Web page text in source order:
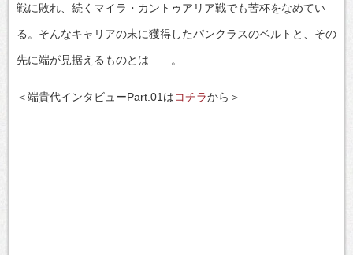
戦に敗れ、続くマイラ・カントゥアリア戦でも苦杯をなめてい
る。そんなキャリアの末に獲得したパンクラスのベルトと、その
先に端が見据えるものとは――。
＜端貴代インタビューPart.01はコチラから＞